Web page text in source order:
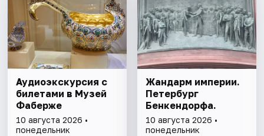
Аудиоэкскурсия с
билетами в Музей
Фаберже
10 августа 2026 •
понедельник
Жандарм империи.
Петербург
Бенкендорфа.
10 августа 2026 •
понедельник